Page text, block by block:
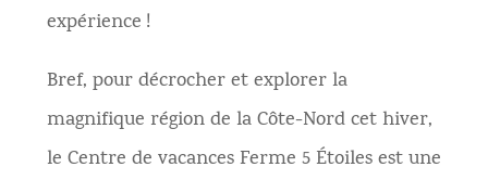
expérience !
Bref, pour décrocher et explorer la
magnifique région de la Côte-Nord cet hiver,
le Centre de vacances Ferme 5 Étoiles est une